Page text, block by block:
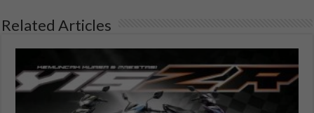
Related Articles